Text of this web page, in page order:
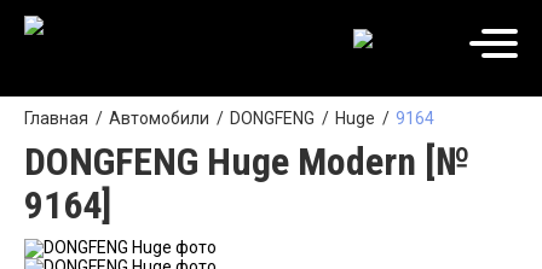
Главная Автомобили DONGFENG Huge 9164
DONGFENG Huge Modern [№
9164]